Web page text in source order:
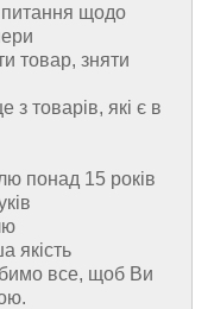
питання щодо
товар, зняти
товарів, які є в
понад 15 років
якість
все, щоб Ви